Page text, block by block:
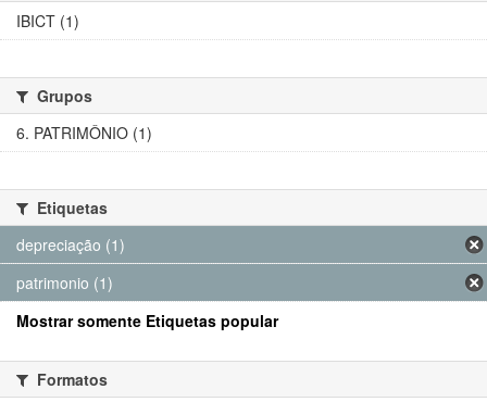
IBICT (1)
Grupos
6. PATRIMÔNIO (1)
Etiquetas
depreciação (1)
patrimonio (1)
Mostrar somente Etiquetas popular
Formatos